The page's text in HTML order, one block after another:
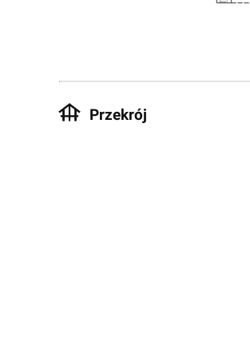
Przekrój